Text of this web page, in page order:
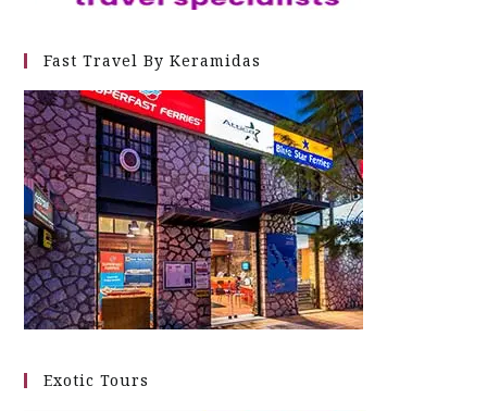
Fast Travel By Keramidas
Exotic Tours